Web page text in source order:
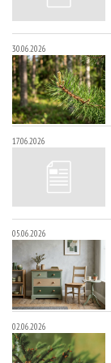
30.06.2026
17.06.2026
05.06.2026
02.06.2026